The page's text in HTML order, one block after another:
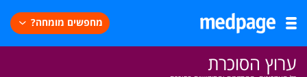
מחפשים מומחה?
ערוץ הסוכרת